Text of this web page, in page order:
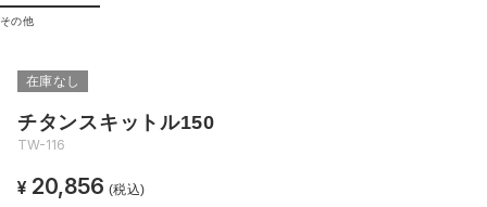
その他
在庫なし
チタンスキットル150
TW-116
¥ 20,856 (税込)